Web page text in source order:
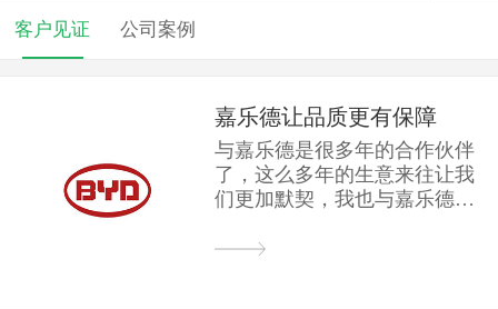
客户见证 公司案例
嘉乐德让品质更有保障
与嘉乐德是很多年的合作伙伴
了，这么多年的生意来往让我
们更加默契，我也与嘉乐德的